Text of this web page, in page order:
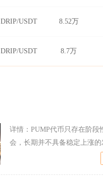
DRIP/USDT 8.52万
DRIP/USDT 8.7万
详情： PUMP代币只存在阶段
会，长期并不具备稳定上涨